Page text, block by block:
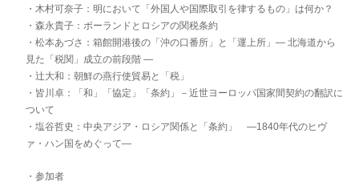
・木村可奈子：明において「外国人や国際取引を律するもの」は何か？
・森永貴子：ポーランドとロシアの関税条約
・松本あづさ：箱館開港後の「沖の口番所」と「運上所」― 北海道から
見た「税関」成立の前段階 ―
・辻大和：朝鮮の燕行使貿易と「税」
・皆川卓：「和」「協定」「条約」－近世ヨーロッパ国家間契約の翻訳に
ついて
・塩谷哲史：中央アジア・ロシア関係と「条約」 ―1840年代のヒヴ
ァ・ハン国をめぐって―
・参加者